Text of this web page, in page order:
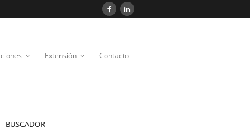
Extensión Contacto
BUSCADOR